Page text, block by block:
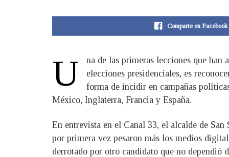
Comparte en Facebook
U
na de las primeras lecciones que han
elecciones presidenciales, es
forma de incidir en campañas
México, Inglaterra, Francia y España.
En entrevista en el Canal 33, el alcalde de
por primera vez pesaron más los medios
derrotado por otro candidato que no dependió